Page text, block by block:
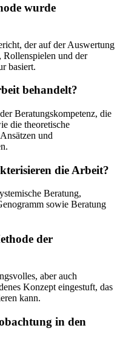
wurde
der auf der Auswertung
Rollenspielen und der
basiert.
behandelt?
Beratungskompetenz, die
die theoretische
und
die Arbeit?
Beratung,
sowie Beratung
der
aber auch
Konzept eingestuft, das
kann.
in den